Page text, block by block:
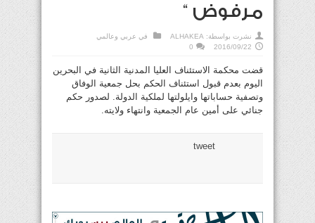
مرفوض “
نشرت بواسطة: ALHAKEA في عربي وعالمي
2016/09/22
0
قضت محكمة الاستئناف العليا المدنية الثانية في البحرين
اليوم بعدم قبول استئناف الحكم بحل جمعية الوفاق
وتصفية حساباتها وايلولتها لملكية الدولة. لصدور حكم
جنائي على أمين عام الجمعية وانتهاء ولايته.
tweet